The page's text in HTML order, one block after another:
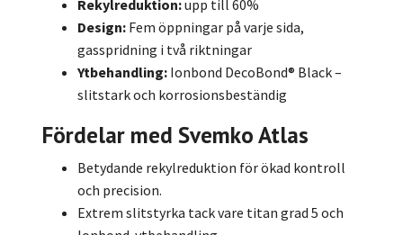
Rekylreduktion:upp till 60%
Design: Fem öppningar på varje sida,
gasspridning i två riktningar
Ytbehandling: Ionbond DecoBond® Black –
slitstark och korrosionsbeständig
Fördelar med Svemko Atlas
Betydande rekylreduktion för ökad kontroll
och precision.
Extrem slitstyrka tack vare titan grad 5 och